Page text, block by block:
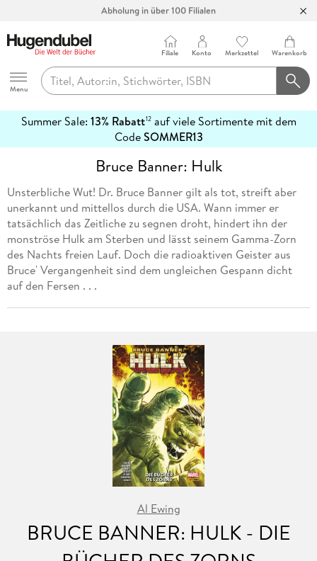
Abholung in über 100 Filialen
Hugendubel
Menu
Filiale Konto Merkzettel Warenkorb
Summer Sale: 13% Rabatt12auf viele Sortimente mit dem
CodeSOMMER13
erfahren
Bruce Banner: Hulk
Unsterbliche Wut! Dr. Bruce Banner gilt als tot, streift aber
unerkannt und mittellos durch die USA. Wann immer er
tatsächlich das Zeitliche zu segnen droht, hindert ihn der
monströse Hulk am Sterben und lässt seinem Gamma-Zorn
des Nachts freien Lauf. Doch die radioaktiven Geister aus
Bruce' Vergangenheit sind dem ungleichen Gespann dicht
auf den Fersen . . .
Al Ewing
BRUCE BANNER: HULK - DIE